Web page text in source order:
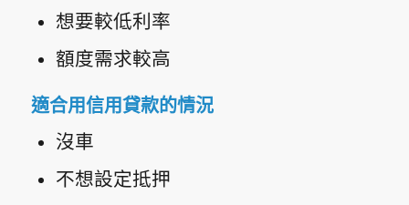
想要較低利率
額度需求較高
適合用信用貸款的情況
沒車
不想設定抵押